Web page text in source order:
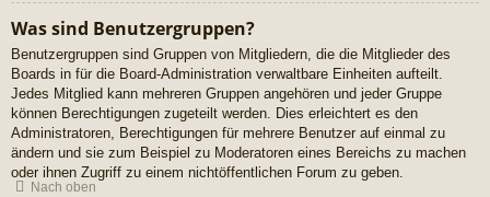
Was sind Benutzergruppen?
Benutzergruppen sind Gruppen von Mitgliedern, die die Mitglieder des
Boards in für die Board-Administration verwaltbare Einheiten aufteilt.
Jedes Mitglied kann mehreren Gruppen angehören und jeder Gruppe
können Berechtigungen zugeteilt werden. Dies erleichtert es den
Administratoren, Berechtigungen für mehrere Benutzer auf einmal zu
ändern und sie zum Beispiel zu Moderatoren eines Bereichs zu machen
oder ihnen Zugriff zu einem nichtöffentlichen Forum zu geben.
Nach oben